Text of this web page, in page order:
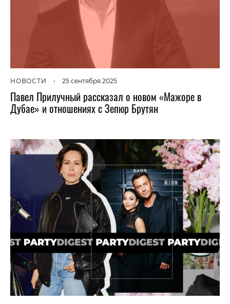
НОВОСТИ • 25 сентября 2025
Павел Прилучный рассказал о новом «Мажоре в
Дубае» и отношениях с Зепюр Брутян